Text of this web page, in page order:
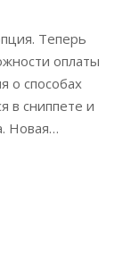
Теперь
оплаты
о способах
в сниппете и
Новая…